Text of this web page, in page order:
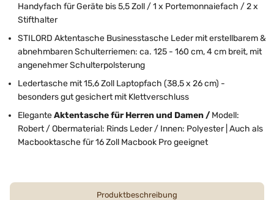
Handyfach für Geräte bis 5,5 Zoll / 1 x Portemonnaiefach / 2 x
Stifthalter
STILORD Aktentasche Businesstasche Leder mit erstellbarem &
abnehmbaren Schulterriemen: ca. 125 - 160 cm, 4 cm breit, mit
angenehmer Schulterpolsterung
Ledertasche mit 15,6 Zoll Laptopfach (38,5 x 26 cm) -
besonders gut gesichert mit Klettverschluss
EleganteAktentasche für Herren und Damen / Modell:
Robert / Obermaterial: Rinds Leder / Innen: Polyester | Auch als
Macbooktasche für 16 Zoll Macbook Pro geeignet
Produktbeschreibung